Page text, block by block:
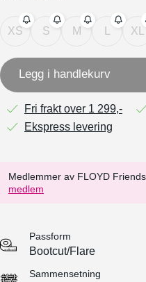
XS S M XL
Legg i handlekurv
Fri frakt over 1 299,-
Ekspress levering
Medlemmer av FLOYD
medlem
Passform
Bootcut/Flare
Sammensetning